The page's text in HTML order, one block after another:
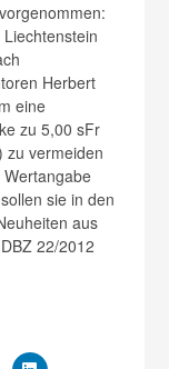
Herbert
eine
zu 5,00 sFr
zu vermeiden
sie in den
aus
22/2012